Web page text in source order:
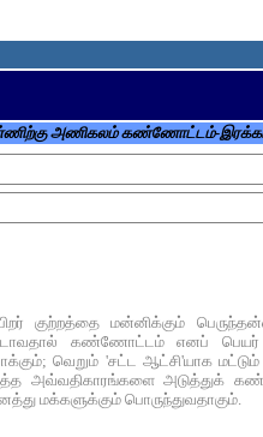
அணிகலம் கண்ணோட்டம்-
குற்றத்தை மன்னிக்கும்
கண்ணோட்டம் எனப் பெயர்
வெறும் 'சட்ட ஆட்சி'யாக
அவ்வதிகாரங்களை அடுத்துக்
மக்களுக்கும் பொருந்துவதாகும்.